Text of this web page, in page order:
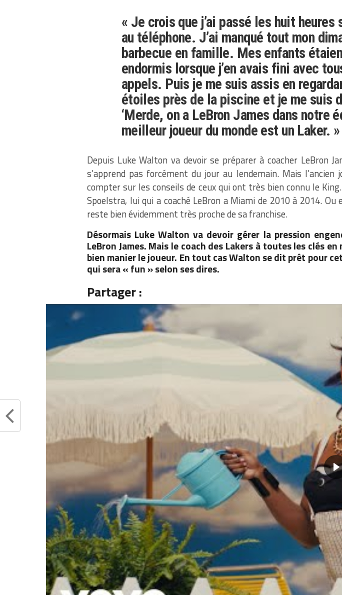
« Je crois que j’ai passé les huit heures
au téléphone. J’ai manqué tout mon
barbecue en famille. Mes enfants
endormis lorsque j’en avais fini avec
appels. Puis je me suis assis en
étoiles près de la piscine et je me suis
‘Merde, on a LeBron James dans notre
meilleur joueur du monde est un Laker. »
Depuis Luke Walton va devoir se préparer à coacher LeBron
s’apprend pas forcément du jour au lendemain. Mais l’ancien
compter sur les conseils de ceux qui ont très bien connu le
Spoelstra, lui qui a coaché LeBron a Miami de 2010 à 2014. Ou
reste bien évidemment très proche de sa franchise.
Désormais Luke Walton va devoir gérer la pression
LeBron James. Mais le coach des Lakers à toutes les clés
bien manier le joueur. En tout cas Walton se dit prêt pour
qui sera « fun » selon ses dires.
Partager :
Kareem Abdul-Jabbar présent pour
voir LeBron James battre son
février 4, 2023
Dans "Actualités"
Les détails de l’entretien de Lebron
James avec les Lakers
août 10, 2022
Dans "Actualités"
avec
août
Dans
RELATED TOPICS LEBRON JAMES LOS ANGELES LAKERS LUKE WALTON
CLICK TO COMMENT